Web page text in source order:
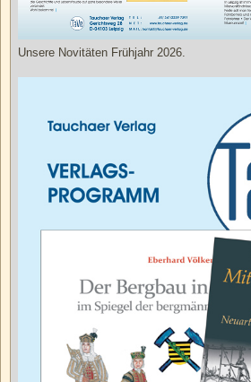
Unsere Novitäten Frühjahr 2026.